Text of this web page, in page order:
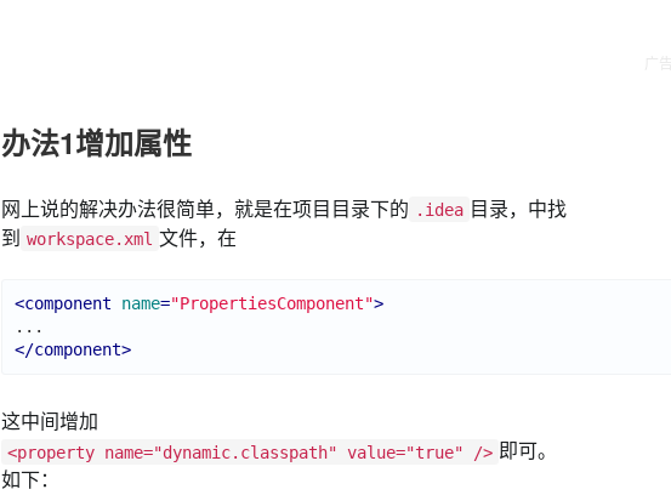
办法1增加属性
网上说的解决办法很简单，就是在项目目录下的 .idea 目录，中找
到 workspace.xml 文件，在
<component name="PropertiesComponent">
</component>
这中间增加
<property name="dynamic.classpath" value="true" /> 即可。
如下：